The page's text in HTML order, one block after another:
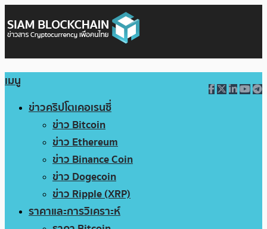
เมนู
ข่าวคริปโตเคอเรนซี่
ข่าว Bitcoin
ข่าว Ethereum
ข่าว Binance Coin
ข่าว Dogecoin
ข่าว Ripple (XRP)
ราคาและการวิเคราะห์